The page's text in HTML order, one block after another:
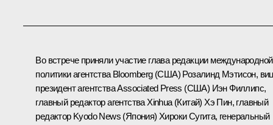
Во встрече приняли участие глава редакции международной
политики агентства Bloomberg (США) Розалинд Мэтисон,
президент агентства Associated Press (США) Иэн Филлипс,
главный редактор агентства Xinhua (Китай) Хэ Пин, главный
редактор Kyodo News (Япония) Хироки Сугита, генеральный